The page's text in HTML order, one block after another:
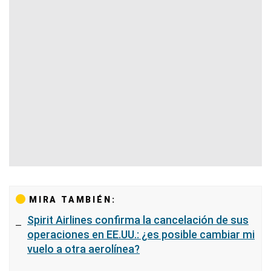
MIRA TAMBIÉN:
Spirit Airlines confirma la cancelación de sus
operaciones en EE.UU.: ¿es posible cambiar mi
vuelo a otra aerolínea?